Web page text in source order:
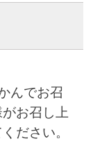
んでお召
お召し上
ださい。